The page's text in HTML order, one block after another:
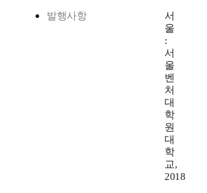
발행사항
서
울
:
서
울
벤
처
대
학
원
대
학
교,
2018